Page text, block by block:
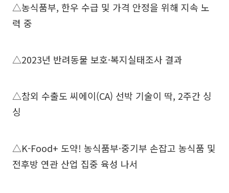
△농식품부, 한우 수급 및 가격 안정을 위해 지속 노
력 중
△2023년 반려동물 보호·복지실태조사 결과
△참외 수출도 씨에이(CA) 선박 기술이 딱, 2주간 싱
싱
△K-Food+ 도약! 농식품부·중기부 손잡고 농식품 및
전후방 연관 산업 집중 육성 나서